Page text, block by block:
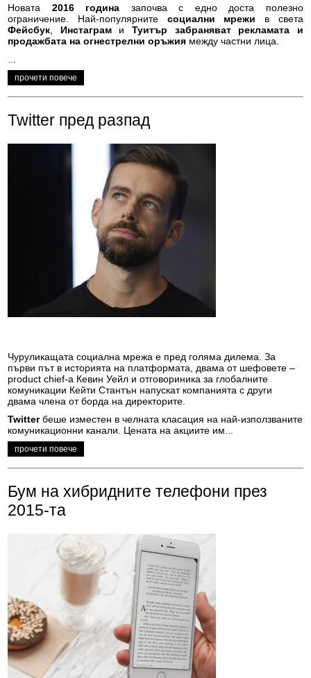
Новата 2016 година започва с едно доста полезно
ограничение. Най-популярнитесоциални мрежи в света
Фейсбук
ИнстаграмиТуитър
забраняват рекламата и
продажбата на огнестрелни оръжия между частни лица.
прочети повече
Twitter пред разпад
Чуруликащата социална мрежа е пред голяма дилема. За
първи път в историята на платформата, двама от шефовете –
product chief-а Кевин Уейл и отговориника за глобалните
комуникации Кейти Стантън напускат компанията с други
двама члена от борда на директорите.
Twitterбеше изместен в челната класация на най-използваните
комуникационни канали. Цената на акциите им...
прочети повече
Бум на хибридните телефони през
2015-та